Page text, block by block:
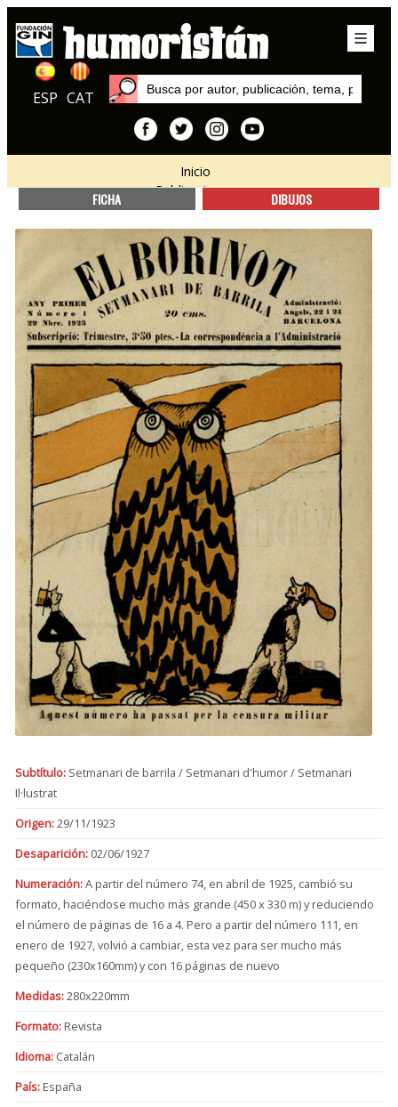
ESP CAT
Inicio
Publicaciones
FICHA DIBUJOS
Subtítulo:Setmanari de barrila / Setmanari d'humor / Setmanari
Il·lustrat
Origen:29/11/1923
Desaparición:02/06/1927
Numeración:A partir del número 74, en abril de 1925, cambió su
formato, haciéndose mucho más grande (450 x 330 m) y reduciendo
el número de páginas de 16 a 4. Pero a partir del número 111, en
enero de 1927, volvió a cambiar, esta vez para ser mucho más
pequeño (230x160mm) y con 16 páginas de nuevo
Medidas:280x220mm
Formato:Revista
Idioma:Catalán
País:España